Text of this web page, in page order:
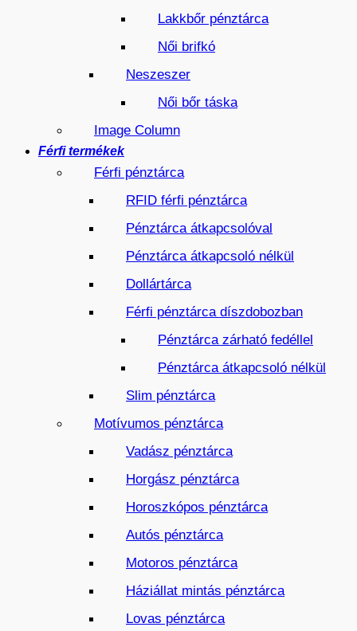
Lakkbőr pénztárca
Női brifkó
Neszeszer
Női bőr táska
Image Column
Férfi termékek
Férfi pénztárca
RFID férfi pénztárca
Pénztárca átkapcsolóval
Pénztárca átkapcsoló nélkül
Dollártárca
Férfi pénztárca díszdobozban
Pénztárca zárható fedéllel
Pénztárca átkapcsoló nélkül
Slim pénztárca
Motívumos pénztárca
Vadász pénztárca
Horgász pénztárca
Horoszkópos pénztárca
Autós pénztárca
Motoros pénztárca
Háziállat mintás pénztárca
Lovas pénztárca